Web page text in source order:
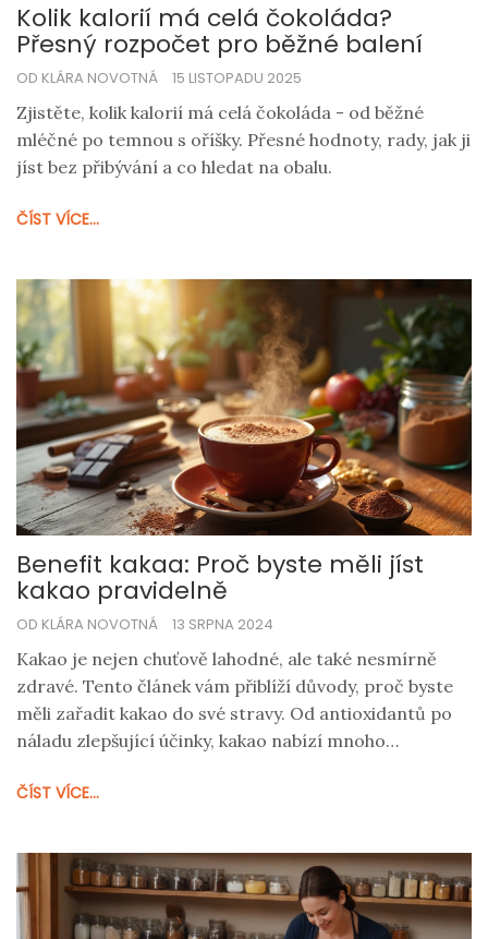
Kolik kalorií má celá čokoláda?
Přesný rozpočet pro běžné balení
OD KLÁRA NOVOTNÁ 15 LISTOPADU 2025
Zjistěte, kolik kalorií má celá čokoláda - od běžné
mléčné po temnou s oříšky. Přesné hodnoty, rady, jak ji
jíst bez přibývání a co hledat na obalu.
ČÍST VÍCE...
Benefit kakaa: Proč byste měli jíst
kakao pravidelně
OD KLÁRA NOVOTNÁ 13 SRPNA 2024
Kakao je nejen chuťově lahodné, ale také nesmírně
zdravé. Tento článek vám přiblíží důvody, proč byste
měli zařadit kakao do své stravy. Od antioxidantů po
náladu zlepšující účinky, kakao nabízí mnoho
kakao prospět vašemu tělu a mysli.
ČÍST VÍCE...